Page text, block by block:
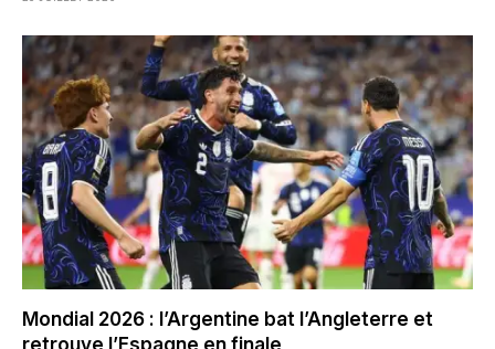
Mondial 2026 : l’Argentine bat l’Angleterre et
retrouve l’Espagne en finale